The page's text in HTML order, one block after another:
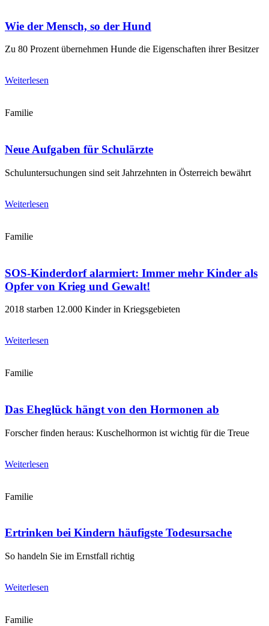
Wie der Mensch, so der Hund
Zu 80 Prozent übernehmen Hunde die Eigenschaften ihrer Besitzer
Weiterlesen
Familie
Neue Aufgaben für Schulärzte
Schuluntersuchungen sind seit Jahrzehnten in Österreich bewährt
Weiterlesen
Familie
SOS-Kinderdorf alarmiert: Immer mehr Kinder als
Opfer von Krieg und Gewalt!
2018 starben 12.000 Kinder in Kriegsgebieten
Weiterlesen
Familie
Das Eheglück hängt von den Hormonen ab
Forscher finden heraus: Kuschelhormon ist wichtig für die Treue
Weiterlesen
Familie
Ertrinken bei Kindern häufigste Todesursache
So handeln Sie im Ernstfall richtig
Weiterlesen
Familie